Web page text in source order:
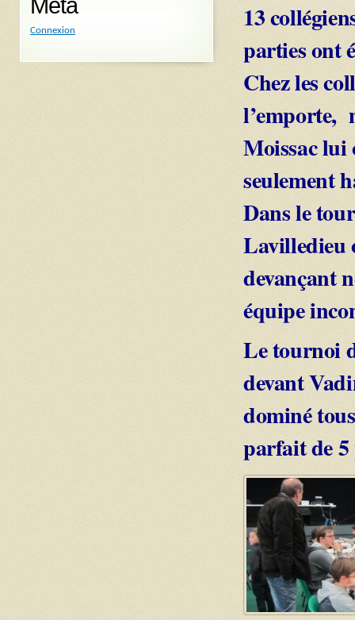
13
parties ont
Chez les
l’emporte,
Moissac lui
seulement
Dans le
Lavilledieu
devançant
équipe
Le tournoi
devant
dominé
parfait de
Meta
Connexion